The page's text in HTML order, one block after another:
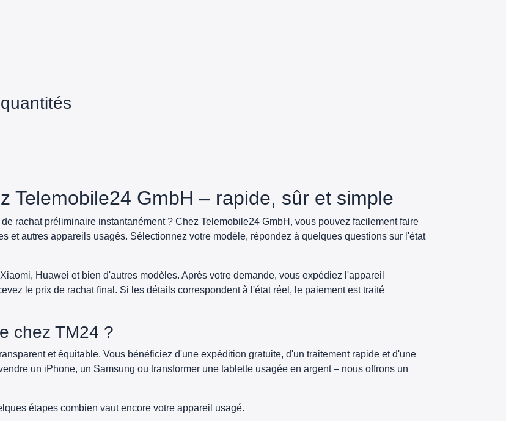
Telemobile24 GmbH – rapide, sûr et simple
rachat préliminaire instantanément ? Chez Telemobile24 GmbH, vous pouvez facilement faire
et autres appareils usagés. Sélectionnez votre modèle, répondez à quelques questions sur l'état
Huawei et bien d'autres modèles. Après votre demande, vous expédiez l'appareil
le prix de rachat final. Si les détails correspondent à l'état réel, le paiement est traité
chez TM24 ?
et équitable. Vous bénéficiez d'une expédition gratuite, d'un traitement rapide et d'une
un iPhone, un Samsung ou transformer une tablette usagée en argent – nous offrons un
étapes combien vaut encore votre appareil usagé.